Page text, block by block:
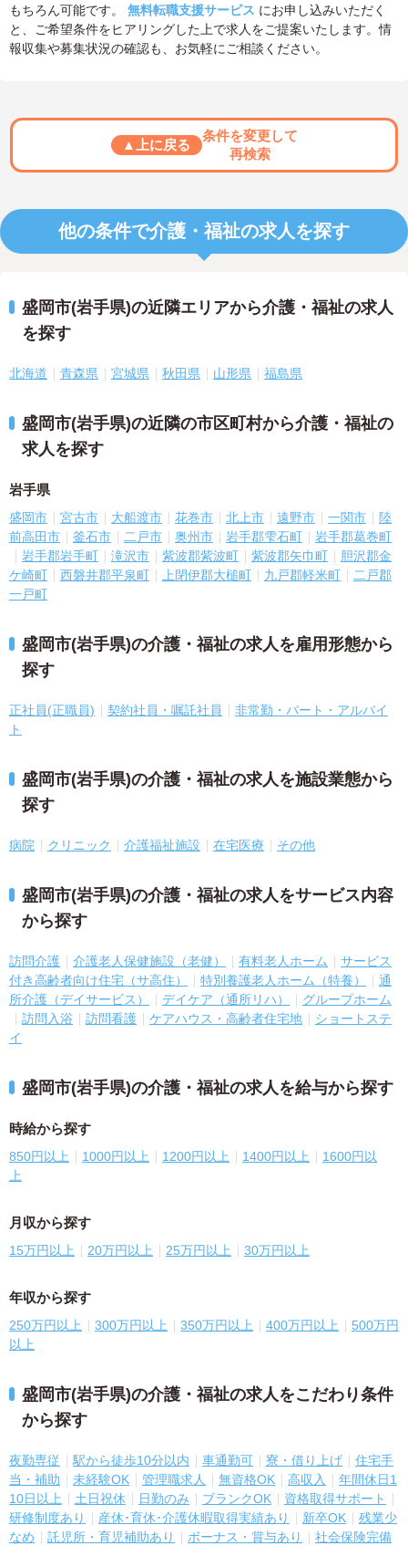
もちろん可能です。 無料転職支援サービス にお申し込みいただく
と、ご希望条件をヒアリングした上で求人をご提案いたします。情
報収集や募集状況の確認も、お気軽にご相談ください。
▲上に戻る
条件を変更して
再検索
他の条件で介護・福祉の求人を探す
盛岡市(岩手県)の近隣エリアから介護・福祉の求人
を探す
北海道 青森県 宮城県 秋田県 山形県 福島県
盛岡市(岩手県)の近隣の市区町村から介護・福祉の
求人を探す
岩手県
盛岡市 宮古市 大船渡市 花巻市 北上市 遠野市 一関市
陸
前高田市
釜石市 二戸市 奥州市 岩手郡雫石町
岩手郡葛巻町
岩手郡岩手町
滝沢市 紫波郡紫波町 紫波郡矢巾町
胆沢郡金
ケ崎町
西磐井郡平泉町 上閉伊郡大槌町 九戸郡軽米町
二戸郡
一戸町
盛岡市(岩手県)の介護・福祉の求人を雇用形態から
探す
正社員(正職員) 契約社員・嘱託社員
非常勤・パート・アルバイ
ト
盛岡市(岩手県)の介護・福祉の求人を施設業態から
探す
病院 クリニック 介護福祉施設 在宅医療 その他
盛岡市(岩手県)の介護・福祉の求人をサービス内容
から探す
訪問介護 介護老人保健施設（老健） 有料老人ホーム
サービス
付き高齢者向け住宅（サ高住）
特別養護老人ホーム（特養）
通
所介護（デイサービス）
デイケア（通所リハ）
グループホーム
訪問入浴
訪問看護 ケアハウス・高齢者住宅地
ショートステ
イ
盛岡市(岩手県)の介護・福祉の求人を給与から探す
時給から探す
850円以上 1000円以上 1200円以上 1400円以上
1600円以
上
月収から探す
15万円以上 20万円以上 25万円以上 30万円以上
年収から探す
250万円以上 300万円以上 350万円以上 400万円以上
500万円
以上
盛岡市(岩手県)の介護・福祉の求人をこだわり条件
から探す
夜勤専従 駅から徒歩10分以内 車通勤可 寮・借り上げ
住宅手
当・補助
未経験OK 管理職求人 無資格OK 高収入
年間休日1
10日以上
土日祝休 日勤のみ ブランクOK
資格取得サポート
研修制度あり
産休･育休･介護休暇取得実績あり 新卒OK
残業少
なめ
託児所・育児補助あり ボーナス・賞与あり 社会保険完備